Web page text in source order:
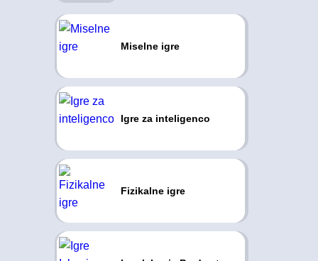
Miselne igre
Igre za inteligenco
Fizikalne igre